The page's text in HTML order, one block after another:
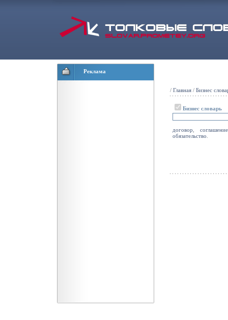
Реклама
/ Главная / Бизнес
Бизнес словарь
договор соглашение
обязательство